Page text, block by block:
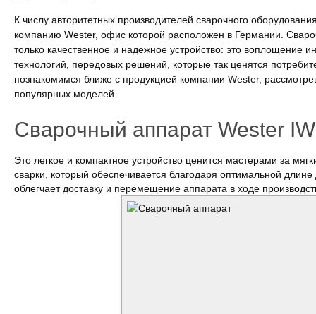
К числу авторитетных производителей сварочного
компанию Wester, офис которой расположен в Германии.
только качественное и надежное устройство: это воплощение
технологий, передовых решений, которые так ценятся
познакомимся ближе с продукцией компании Wester,
популярных моделей.
Сварочный аппарат Wester
Это легкое и компактное устройство ценится мастерами за
сварки, который обеспечивается благодаря оптимальной
облегчает доставку и перемещение аппарата в ходе